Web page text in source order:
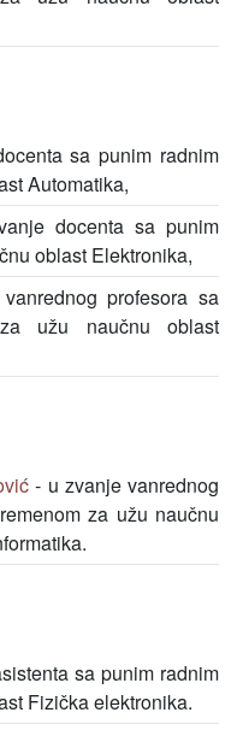
sa punim radnim
Automatika,
docenta sa punim
oblast Elektronika,
profesora sa
užu naučnu oblast
- u zvanje vanrednog
za užu naučnu
sa punim radnim
Fizička elektronika.